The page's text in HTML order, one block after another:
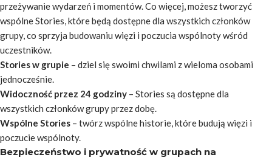
przeżywanie wydarzeń i momentów. Co więcej, możesz tworzyć
wspólne Stories, które będą dostępne dla wszystkich członków
grupy, co sprzyja budowaniu więzi i poczucia wspólnoty wśród
uczestników.
Stories w grupie – dziel się swoimi chwilami z wieloma osobami
jednocześnie.
Widoczność przez 24 godziny – Stories są dostępne dla
wszystkich członków grupy przez dobę.
Wspólne Stories – twórz wspólne historie, które budują więzi i
poczucie wspólnoty.
Bezpieczeństwo i prywatność w grupach na